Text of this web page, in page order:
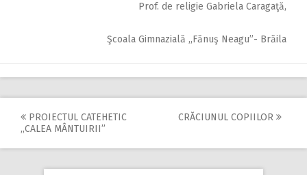
Prof. de religie Gabriela Caragaţă,
Şcoala Gimnazială ,,Fănuş Neagu”- Brăila
Post
navigation
PROIECTUL CATEHETIC
,,CALEA MÂNTUIRII”
CRĂCIUNUL COPIILOR